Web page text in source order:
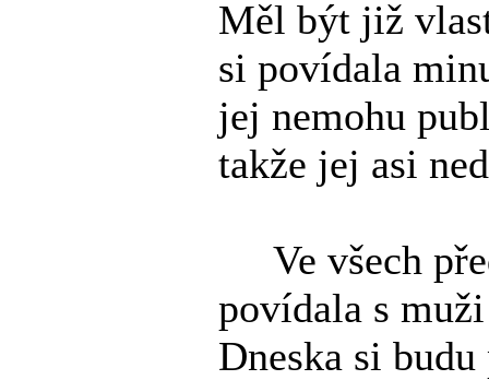
Měl být již
si povídala
jej nemohu
takže jej asi
Ve všech
povídala s
Dneska si